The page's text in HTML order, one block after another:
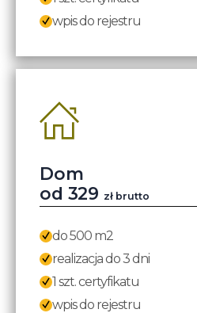
wpis do rejestru
Dom
od 329 zł brutto
do 500 m2
realizacja do 3 dni
1 szt. certyfikatu
wpis do rejestru